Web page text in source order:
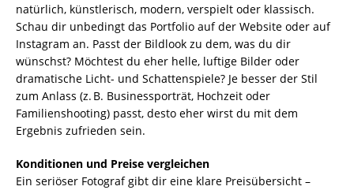
natürlich, künstlerisch, modern, verspielt oder klassisch.
Schau dir unbedingt das Portfolio auf der Website oder auf
Instagram an. Passt der Bildlook zu dem, was du dir
wünschst? Möchtest du eher helle, luftige Bilder oder
dramatische Licht- und Schattenspiele? Je besser der Stil
zum Anlass (z. B. Businessporträt, Hochzeit oder
Familienshooting) passt, desto eher wirst du mit dem
Ergebnis zufrieden sein.
Konditionen und Preise vergleichen
Ein seriöser Fotograf gibt dir eine klare Preisübersicht –